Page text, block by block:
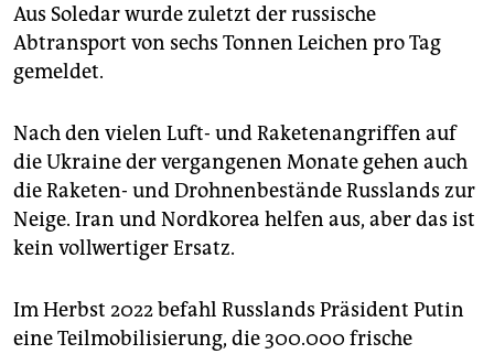
Aus Soledar wurde zuletzt der russische
Abtransport von sechs Tonnen Leichen pro Tag
gemeldet.
Nach den vielen Luft- und Raketenangriffen auf
die Ukraine der vergangenen Monate gehen auch
die Raketen- und Drohnenbestände Russlands zur
Neige. Iran und Nordkorea helfen aus, aber das ist
kein vollwertiger Ersatz.
Im Herbst 2022 befahl Russlands Präsident Putin
eine Teilmobilisierung, die 300.000 frische